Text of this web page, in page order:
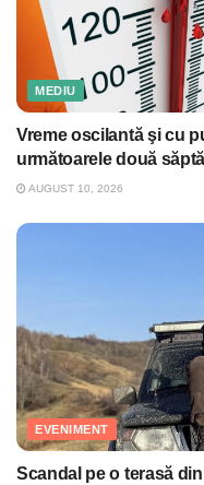
MEDIU
Vreme oscilantă şi cu
următoarele două
AUGUST 10, 2026
EVENIMENT
Scandal pe o terasă